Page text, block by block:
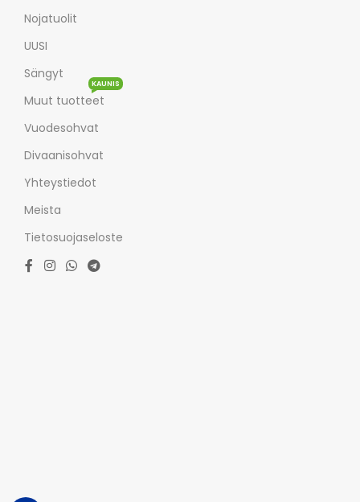
Nojatuolit
UUSI
Sängyt
Muut tuotteet
KAUNIS
Vuodesohvat
Divaanisohvat
Yhteystiedot
Meista
Tietosuojaseloste